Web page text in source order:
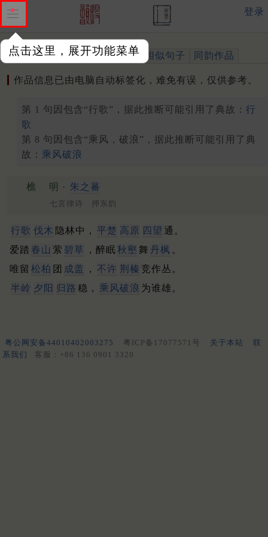
点击这里，展开功能菜单
登录
作品 标注四声 出处、引用 相似句子 同韵作品
作品信息已由电脑自动标签化，难免有误，仅供参考。
第 1 句因包含“行歌”，据此推断可能引用了典故： 行
歌
第 8 句因包含“乘风，破浪”，据此推断可能引用了典
故： 乘风破浪
樵 明 · 朱之蕃
七言律诗 押东韵
行歌 伐木 隐林中， 平楚 高原 四望 通。
爱踏 春山 萦 碧草 ，醉眠秋壑 舞 丹枫 。
唯留 松柏 团 成盖 ， 不许 荆榛 竞作丛。
半岭 夕阳 归路 稳， 乘风破浪 为谁雄。
粤公网安备44010402003275 粤ICP备17077571号 关于本站
联
系我们
客服：+86 136 0901 3320